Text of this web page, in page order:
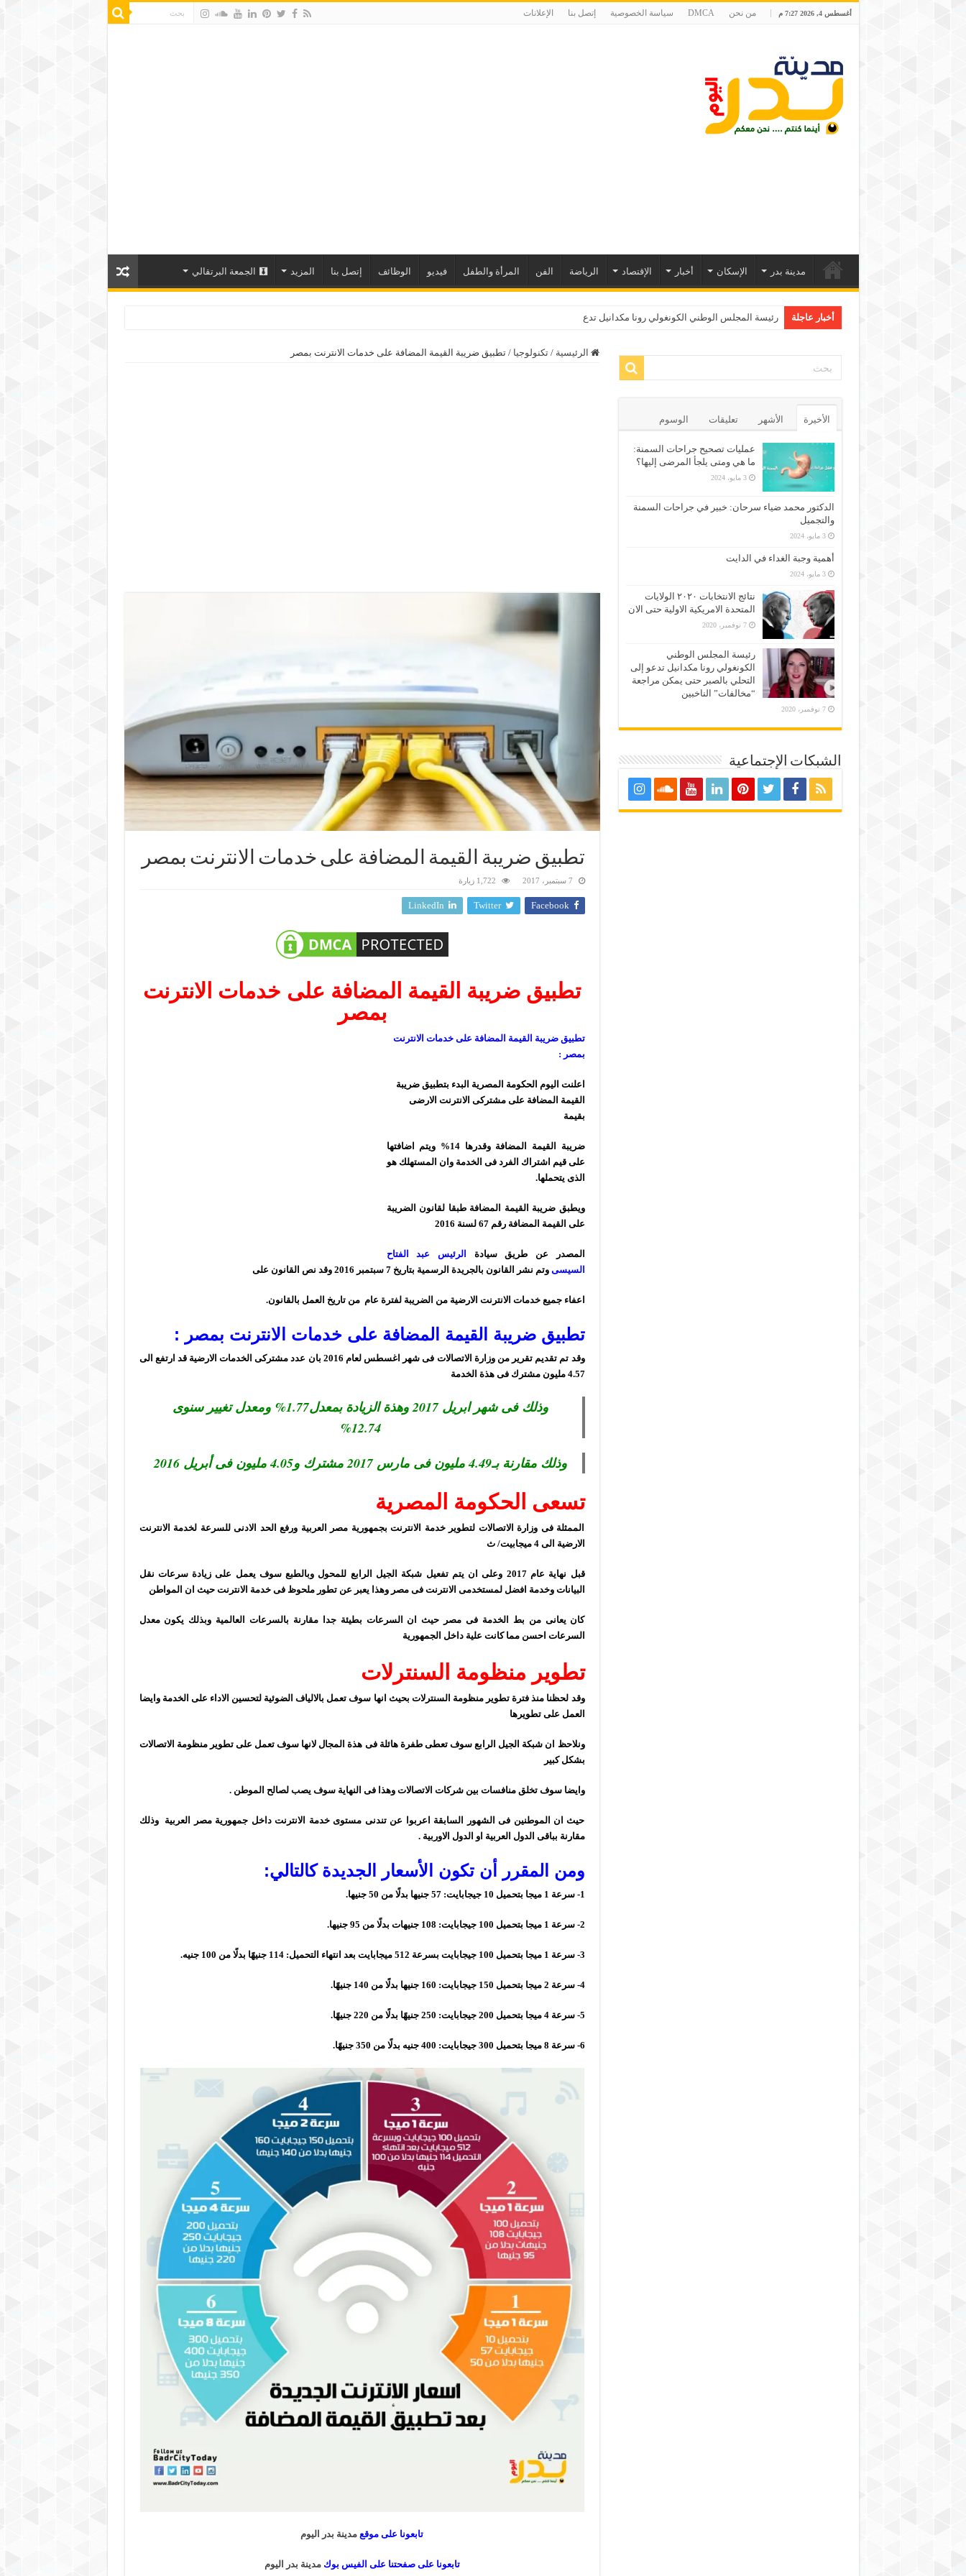
أغسطس 4, 2026 7:27 م من نحن DMCA سياسة الخصوصية إتصل بنا الإعلانات
مدينة بدر الإسكان أخبار الإقتصاد الرياضة الفن المرأة والطفل فيديو الوظائف إتصل بنا المزيد الجمعة البرتقالي
أخبار عاجلة رئيسة المجلس الوطني الكونغولي رونا مكدانيل تدعو إلى التحلي بالصبر حتى يمكن مراجع
الرئيسية / تكنولوجيا / تطبيق ضريبة القيمة المضافة على خدمات الانترنت بمصر
تطبيق ضريبة القيمة المضافة على خدمات الانترنت بمصر
7 سبتمبر، 2017 1,722 زيارة
Facebook
Twitter
LinkedIn
تطبيق ضريبة القيمة المضافة على خدمات الانترنت
بمصر
تطبيق ضريبة القيمة المضافة على خدمات الانترنت
بمصر :
اعلنت اليوم الحكومة المصرية البدء بتطبيق ضريبة
القيمة المضافة على مشتركى الانترنت الارضى
بقيمة
ضريبة القيمة المضافة وقدرها 14% ويتم اضافتها
على قيم اشتراك الفرد فى الخدمة وان المستهلك هو
الذى يتحملها.
ويطبق ضريبة القيمة المضافة طبقا لقانون الضريبة
على القيمة المضافة رقم 67 لسنة 2016
المصدر عن طريق سيادة
الرئيس عبد الفتاح
السيسى وتم نشر القانون بالجريدة الرسمية بتاريخ 7 سبتمبر 2016 وقد نص القانون على
اعفاء جميع خدمات الانترنت الارضية من الضريبة لفترة عام من تاريخ العمل بالقانون.
تطبيق ضريبة القيمة المضافة على خدمات الانترنت بمصر :
وقد تم تقديم تقرير من وزارة الاتصالات فى شهر اغسطس لعام 2016 بان عدد مشتركى الخدمات الارضية قد ارتفع الى
4.57 مليون مشترك فى هذة الخدمة
وذلك فى شهر ابريل 2017 وهذة الزيادة بمعدل1.77% ومعدل تغيير سنوى
12.74%
وذلك مقارنة بـ4.49 مليون فى مارس 2017 مشترك و4.05 مليون فى أبريل 2016
تسعى الحكومة المصرية
الممثلة فى وزارة الاتصالات لتطوير خدمة الانترنت بجمهورية مصر العربية ورفع الحد الادنى للسرعة لخدمة الانترنت
الارضية الى 4 ميجابيت/ ث
قبل نهاية عام 2017 وعلى ان يتم تفعيل شبكة الجيل الرابع للمحول وبالطبع سوف يعمل على زيادة سرعات نقل
البيانات وخدمة افضل لمستخدمى الانترنت فى مصروهذا يعبر عن تطور ملحوظ فى خدمة الانترنت حيث ان المواطن
كان يعانى من بط الخدمة فى مصر حيث ان السرعات بطيئة جدا مقارنة بالسرعات العالمية وبذلك يكون معدل
السرعات احسن مما كانت علية داخل الجمهورية
تطوير منظومة السنترلات
وقد لحظنا منذ فترة تطوير منظومة السنترلات بحيث انها سوف تعمل بالالياف الضوئية لتحسين الاداء على الخدمة وايضا
العمل على تطويرها
ونلاحظ ان شبكة الجيل الرابع سوف تعطى طفرة هائلة فى هذة المجال لانها سوف تعمل على تطوير منظومة الاتصالات
بشكل كبير
وايضا سوف تخلق منافسات بين شركات الاتصالات وهذا فى النهاية سوف يصب لصالح الموطن .
حيث ان الموطنين فى الشهور السابقة اعربوا عن تندنى مستوى خدمة الانترنت داخل جمهورية مصر العربية وذلك
مقارنة بباقى الدول العربية او الدول الاوربية .
ومن المقرر أن تكون الأسعار الجديدة كالتالي:
1- سرعة 1 ميجا بتحميل 10 جيجابايت: 57 جنيها بدلًا من 50 جنيها.
2- سرعة 1 ميجا بتحميل 100 جيجابايت: 108 جنيهات بدلًا من 95 جنيها.
3- سرعة 1 ميجا بتحميل 100 جيجابايت بسرعة 512 ميجابايت بعد انتهاء التحميل: 114 جنيهًا بدلًا من 100 جنيه.
4- سرعة 2 ميجا بتحميل 150 جيجابايت: 160 جنيها بدلًا من 140 جنيهًا.
5- سرعة 4 ميجا بتحميل 200 جيجابايت: 250 جنيهًا بدلًا من 220 جنيهًا.
6- سرعة 8 ميجا بتحميل 300 جيجابايت: 400 جنيه بدلًا من 350 جنيهًا.
تابعونا على موقع مدينة بدر اليوم
تابعونا على صفحتنا على الفيس بوك مدينة بدر اليوم
الأخيرة الأشهر تعليقات الوسوم
عمليات تصحيح جراحات السمنة:
ما هي ومتى يلجأ المرضى إليها؟
3 مايو، 2024
الدكتور محمد ضياء سرحان: خبير في جراحات السمنة
والتجميل
3 مايو، 2024
أهمية وجبة الغداء في الدايت
3 مايو، 2024
نتائج الانتخابات ٢٠٢٠ الولايات
المتحدة الامريكية الاولية حتى الان
7 نوفمبر، 2020
رئيسة المجلس الوطني
الكونغولي رونا مكدانيل تدعو إلى
التحلي بالصبر حتى يمكن مراجعة
“مخالفات” الناخبين
7 نوفمبر، 2020
الشبكات الإجتماعية